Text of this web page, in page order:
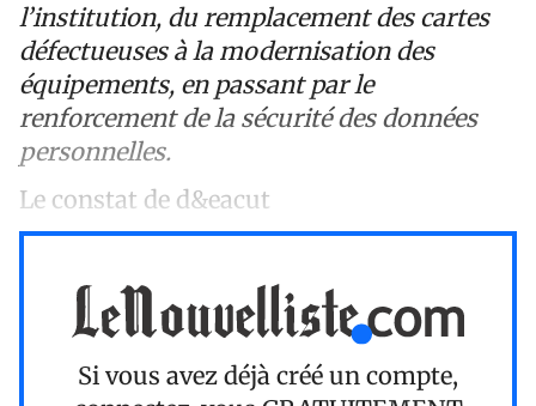
l’institution, du remplacement des cartes
défectueuses à la modernisation des
équipements, en passant par le
renforcement de la sécurité des données
personnelles.
Le constat de d&eacut
Si vous avez déjà créé un compte,